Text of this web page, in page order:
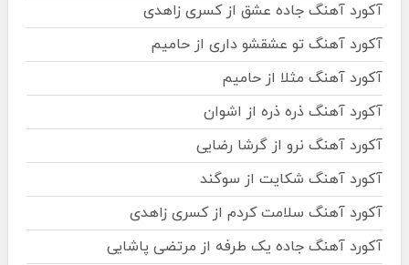
آکورد آهنگ جاده عشق از کسری زاهدی
آکورد آهنگ تو عشقشو داری از حامیم
آکورد آهنگ مثلا از حامیم
آکورد آهنگ ذره ذره از اشوان
آکورد آهنگ نرو از گرشا رضایی
آکورد آهنگ شکایت از سوگند
آکورد آهنگ سلامت کردم از کسری زاهدی
آکورد آهنگ جاده یک طرفه از مرتضی پاشایی